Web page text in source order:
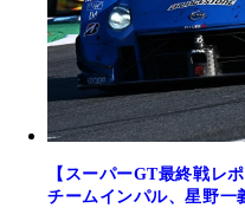
【スーパーGT最終戦レ
チームインパル、星野一